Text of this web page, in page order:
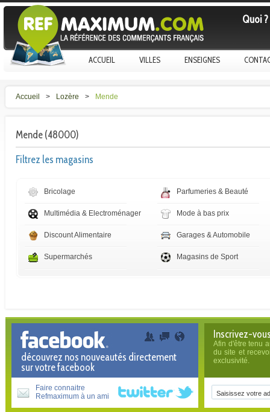
Quoi ?
ACCUEIL VILLES ENSEIGNES
Accueil > Lozère > Mende
Mende (48000)
Filtrez les magasins
Bricolage
Multimédia & Electroménager
Discount Alimentaire
Supermarchés
Parfumeries & Beauté
Mode à bas prix
Garages & Automobile
Magasins de Sport
découvrez nos nouveautés directement
sur votre facebook
Faire connaitre
Refmaximum à un ami
Inscrivez-
Afin d'être tenu
du site et
exclusivité.